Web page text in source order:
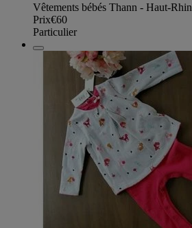
Vêtements bébés Thann - Haut-Rhin
Prix€60
Particulier